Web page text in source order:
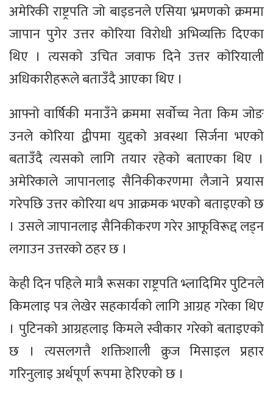
अमेरिकी राष्ट्रपति जाे बाइडनले एसिया भ्रमणकाे क्रममा
जापान पुगेर उत्तर काेरिया विराेधी अभिव्यक्ति दिएका
थिए । त्यसकाे उचित जवाफ दिने उत्तर काेरियाली
अधिकारीहरूले बताउँदै आएका थिए ।
आफ्नाे वार्षिकी मनाउँने क्रममा सर्वाेच्च नेता किम जाेङ
उनले काेरिया द्वीपमा युद्दकाे अवस्था सिर्जना भएकाे
बताउँदै त्यसकाे लागि तयार रहेकाे बताएका थिए ।
अमेरिकाले जापानलाइ सैनिकीकरणमा लैजाने प्रयास
गरेपछि उत्तर काेरिया थप आक्रमक भएकाे बताइएकाे छ
। उसले जापानलाइ सैनिकीकरण गरेर आफूविरूद्द लड्न
लगाउन उत्तरकाे ठहर छ ।
केही दिन पहिले मात्रै रूसका राष्ट्रपति भ्लादिमिर पुटिनले
किमलाइ पत्र लेखेर सहकार्यकाे लागि आग्रह गरेका थिए
। पुटिनकाे आग्रहलाइ किमले स्वीकार गरेकाे बताइएकाे
छ । त्यसलगत्तै शक्तिशाली क्रुज मिसाइल प्रहार
गरिनुलाइ अर्थपूर्ण रूपमा हेरिएकाे छ ।